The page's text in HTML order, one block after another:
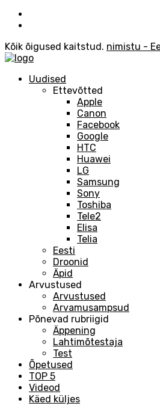
Kõik õigused kaitstud. nimistu -
Uudised
Ettevõtted
Apple
Canon
Facebook
Google
HTC
Huawei
LG
Samsung
Sony
Toshiba
Tele2
Elisa
Telia
Eesti
Droonid
Äpid
Arvustused
Arvustused
Arvamusampsud
Põnevad rubriigid
Äppening
Lahtimõtestaja
Test
Õpetused
TOP 5
Videod
Käed küljes